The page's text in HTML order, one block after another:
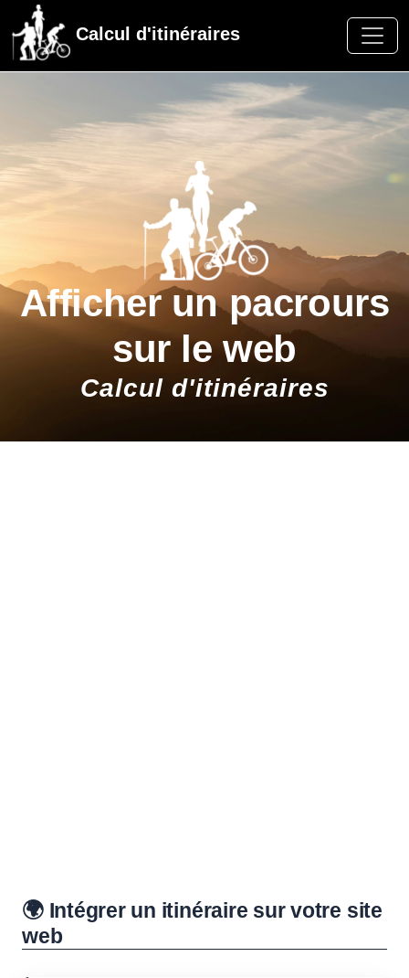
Calcul d'itinéraires
Afficher un pacrours
sur le web
Calcul d'itinéraires
🌍 Intégrer un itinéraire sur votre site
web